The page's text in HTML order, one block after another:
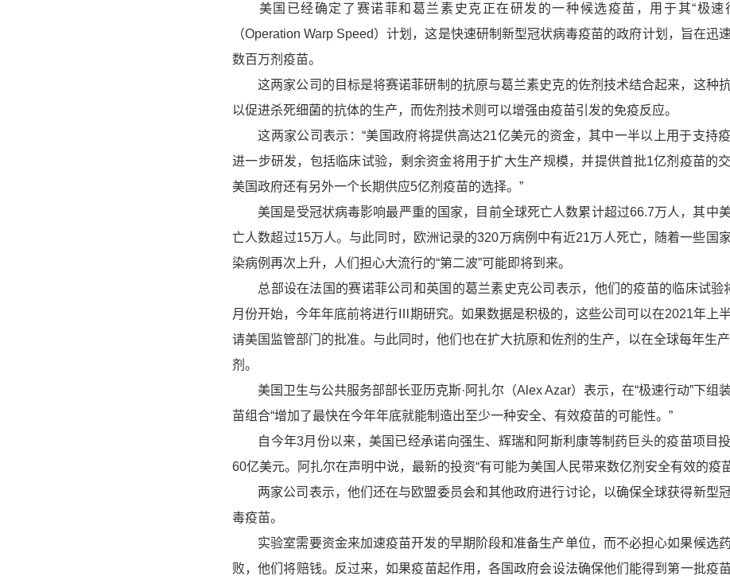
美国已经确定了赛诺菲和葛兰素史克正在研发的一种候选疫苗，用于其“极速
（Operation Warp Speed）计划，这是快速研制新型冠状病毒疫苗的政府计划，旨在迅
数百万剂疫苗。
这两家公司的目标是将赛诺菲研制的抗原与葛兰素史克的佐剂技术结合起来，这种
以促进杀死细菌的抗体的生产，而佐剂技术则可以增强由疫苗引发的免疫反应。
这两家公司表示：“美国政府将提供高达21亿美元的资金，其中一半以上用于支持
进一步研发，包括临床试验，剩余资金将用于扩大生产规模，并提供首批1亿剂疫苗的交
美国政府还有另外一个长期供应5亿剂疫苗的选择。”
美国是受冠状病毒影响最严重的国家，目前全球死亡人数累计超过66.7万人，其中
亡人数超过15万人。与此同时，欧洲记录的320万病例中有近21万人死亡，随着一些国
染病例再次上升，人们担心大流行的“第二波”可能即将到来。
总部设在法国的赛诺菲公司和英国的葛兰素史克公司表示，他们的疫苗的临床试验
月份开始，今年年底前将进行Ⅲ期研究。如果数据是积极的，这些公司可以在2021年上
请美国监管部门的批准。与此同时，他们也在扩大抗原和佐剂的生产，以在全球每年生
剂。
美国卫生与公共服务部部长亚历克斯·阿扎尔（Alex Azar）表示，在“极速行动”下组
苗组合“增加了最快在今年年底就能制造出至少一种安全、有效疫苗的可能性。”
自今年3月份以来，美国已经承诺向强生、辉瑞和阿斯利康等制药巨头的疫苗项目
60亿美元。阿扎尔在声明中说，最新的投资“有可能为美国人民带来数亿剂安全有效的疫苗
两家公司表示，他们还在与欧盟委员会和其他政府进行讨论，以确保全球获得新型
毒疫苗。
实验室需要资金来加速疫苗开发的早期阶段和准备生产单位，而不必担心如果候选
败，他们将赔钱。反过来，如果疫苗起作用，各国政府会设法确保他们能得到第一批疫